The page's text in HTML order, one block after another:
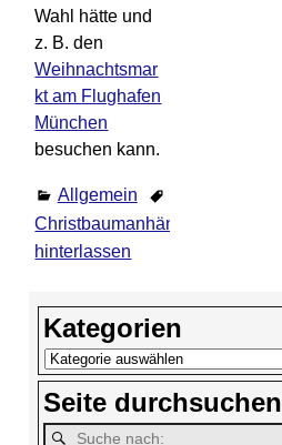
Wahl hätte und
z. B. den
Weihnachtsmar
kt am Flughafen
München
besuchen kann.
Allgemein
Christbaumanhänger
hinterlassen
Kategorien
Seite durchsuchen